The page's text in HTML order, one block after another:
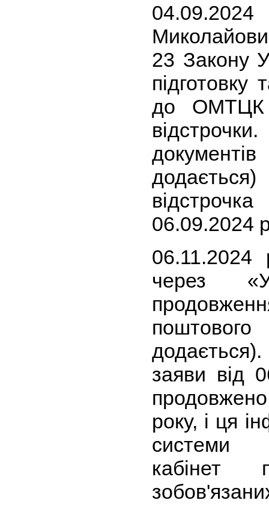
23 Закону
підготовку
до ОМТЦК
06.09.2024
06.11.2024
через
заяви від
року, і ця
системи
кабінет